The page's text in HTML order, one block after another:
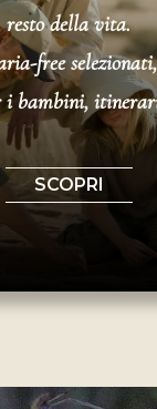
resto della vita.
free
i bambini,
SCOPRI